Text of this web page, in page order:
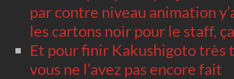
par contre niveau animation
les cartons noir pour le staff,
Et pour finir Kakushigoto très
vous ne l’avez pas encore fait